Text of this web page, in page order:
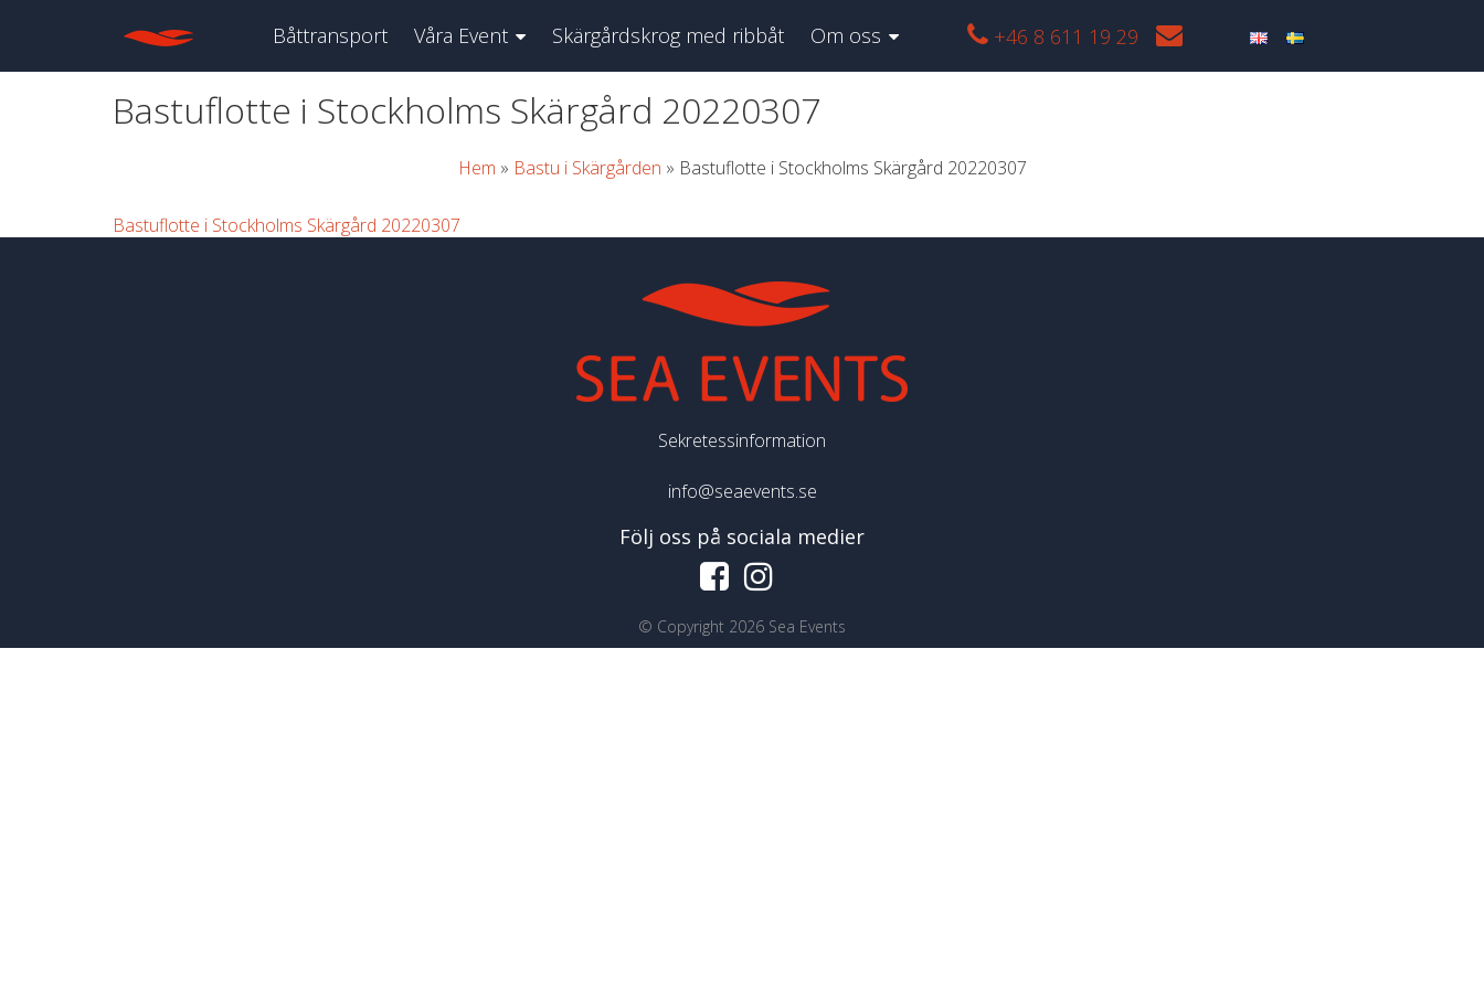
Båttransport Våra Event Skärgårdskrog med ribbåt Om oss +46 8 611 19 29
Bastuflotte i Stockholms Skärgård 20220307
Hem » Bastu i Skärgården » Bastuflotte i Stockholms Skärgård 20220307
Bastuflotte i Stockholms Skärgård 20220307
Sekretessinformation
info@seaevents.se
Följ oss på sociala medier
© Copyright 2026 Sea Events